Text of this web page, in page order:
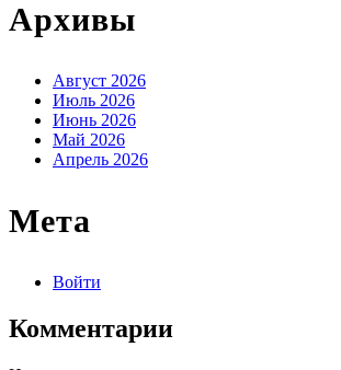
Архивы
Август 2026
Июль 2026
Июнь 2026
Май 2026
Апрель 2026
Мета
Войти
Комментарии